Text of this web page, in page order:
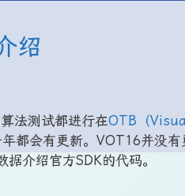
绍
法测试都进行在OTB（
都会有更新。VOT16并没有
介绍官方SDK的代码。